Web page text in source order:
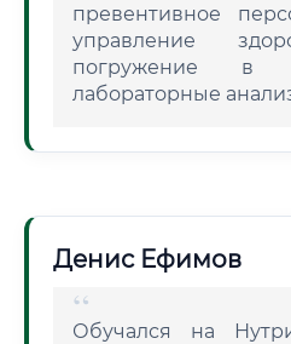
превентивное
управление
погружение в
лабораторные
Денис Ефимов
Обучался на